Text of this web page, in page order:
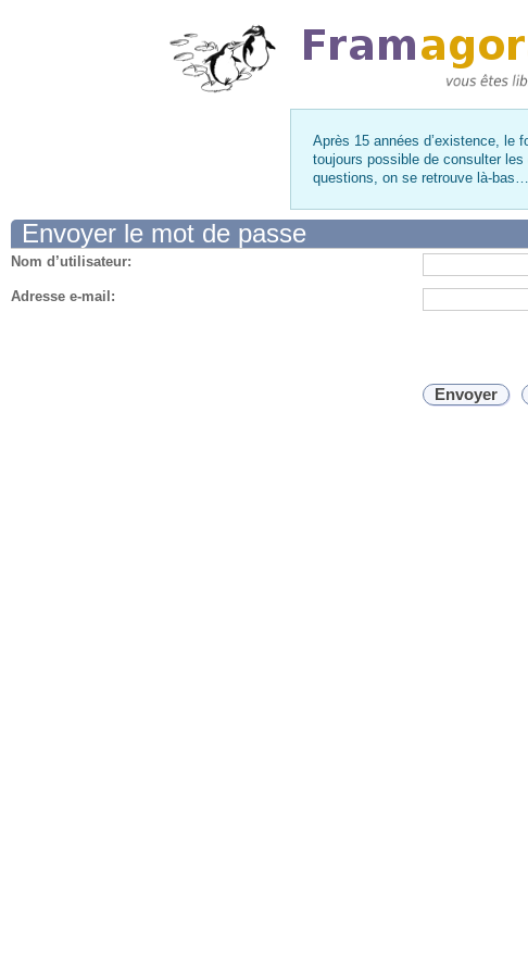
Après 15 années d’existence, le
toujours possible de consulter
questions, on se retrouve là-
Envoyer le mot de passe
Nom d’utilisateur:
Adresse e-mail: